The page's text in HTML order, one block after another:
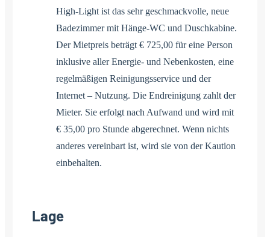
High-Light ist das sehr geschmackvolle, neue
Badezimmer mit Hänge-WC und Duschkabine.
Der Mietpreis beträgt € 725,00 für eine Person
inklusive aller Energie- und Nebenkosten, eine
regelmäßigen Reinigungsservice und der
Internet – Nutzung. Die Endreinigung zahlt der
Mieter. Sie erfolgt nach Aufwand und wird mit
€ 35,00 pro Stunde abgerechnet. Wenn nichts
anderes vereinbart ist, wird sie von der Kaution
einbehalten.
Lage